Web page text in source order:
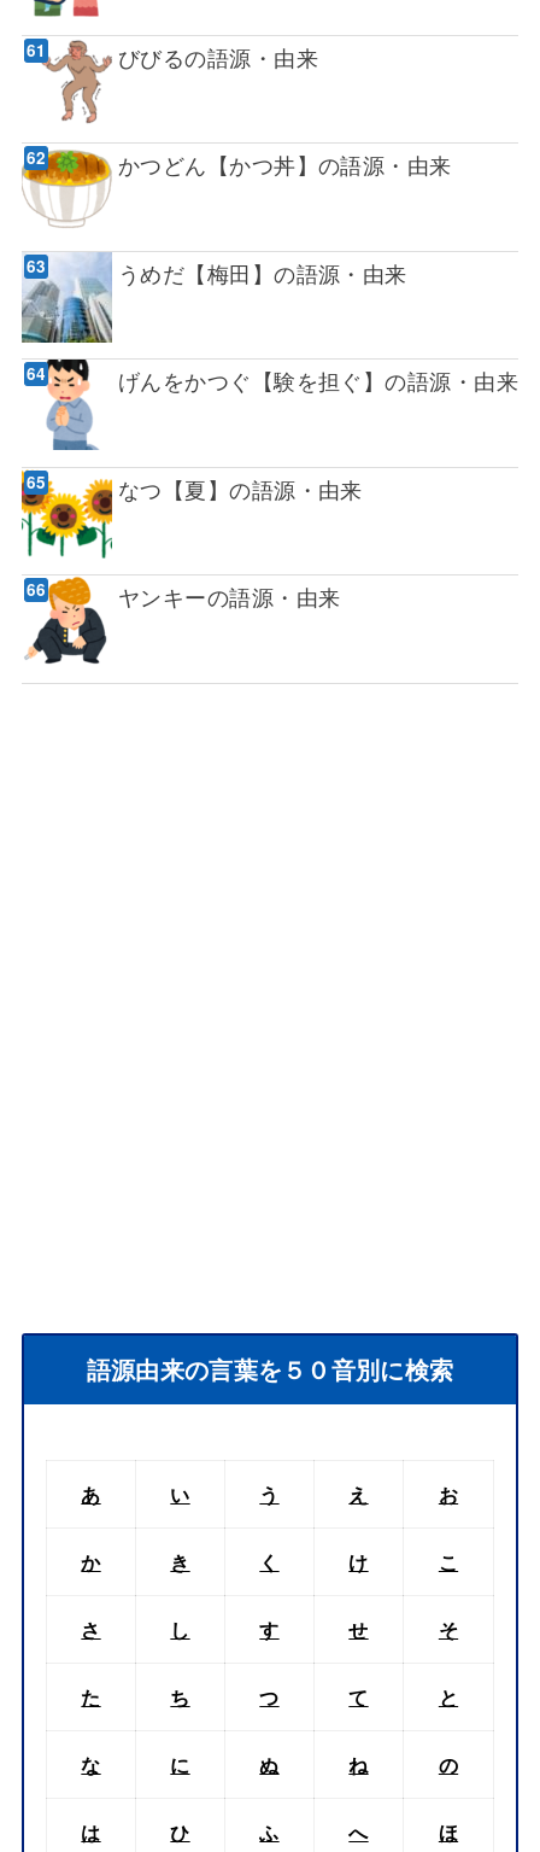
びびるの語源・由来
かつどん【かつ丼】の語源・由来
うめだ【梅田】の語源・由来
げんをかつぐ【験を担ぐ】の語源・由来
なつ【夏】の語源・由来
ヤンキーの語源・由来
語源由来の言葉を５０音別に検索
あ い う え お
か き く け こ
さ し す せ そ
た ち つ て と
な に ぬ ね の
は ひ ふ へ ほ